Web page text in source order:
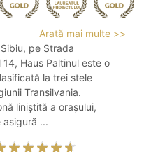
Arată mai multe >>
pe Strada
14, Haus Paltinul este o
la trei stele
Transilvania.
liniștită a orașului,
...